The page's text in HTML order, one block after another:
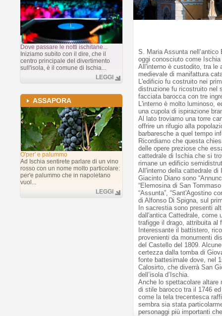
S. Maria Assunta
oggi conosciuto come
All'interno è custodito, tra le
medievale di manifattura
L'edificio fu costruito nei
distruzione fu ricostruito nel
facciata barocca con tre
L'interno è molto luminoso,
una cupola di ispirazione
Al lato troviamo una torre
offrire un rifugio alla
barbaresche a quel tempo
Ricordiamo che questa
delle opere preziose che
cattedrale di Ischia che si
rimane un edificio
All'interno della cattedrale
Giacinto Diano sono
“Elemosina di San
“Assunta”, “Sant'Agostino
di Alfonso Di Spigna, sul
In sacrestia sono presenti
dall'antica Cattedrale, come
trafigge il drago, attribuita al
Interessante il battistero,
provenienti da monumenti
del Castello del 1809.
certezza dalla tomba di
fonte battesimale dove, nel
Calosirto, che diverrà San
dell’isola d’Ischia.
Anche lo spettacolare altare
di stile barocco tra il 1746
come la tela trecentesca
sembra sia stata
personaggi più importanti
Dove passare le notti ischitane...
Iniziamo subito con il dire, che il
centro principale del divertimento
sull'isola, è il comune di Ischia...
LEGGI
ASSAPORA
O'per' e palummo
Ad Ischia sentirete parlare di un vino
rosso con un nome molto particolare:
per'e palummo che in napoletano
vuol...
LEGGI